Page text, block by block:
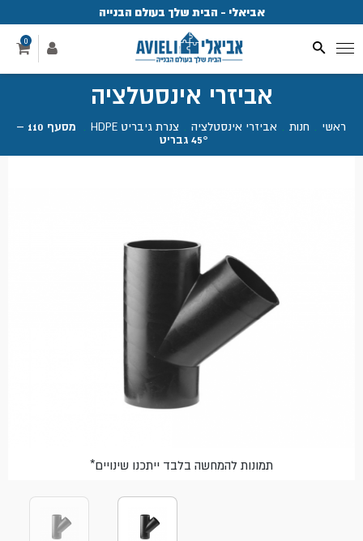
אביאלי - הבית שלך בעולם הבנייה
0
אביזרי אינסטלציה
ראשי חנות אביזרי אינסטלציה צנרת גיבריט HDPE
מסעף 110 –
45° גבריט
*תמונות להמחשה בלבד ייתכנו שינויים